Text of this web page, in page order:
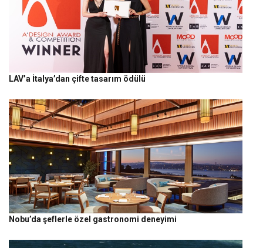
LAV’a İtalya’dan çifte tasarım ödülü
Nobu’da şeflerle özel gastronomi deneyimi